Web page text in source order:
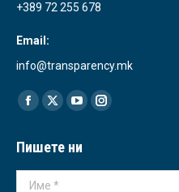
+389 72 255 678
Email:
info@transparency.mk
Find us on:
Facebook
opens
in
X
opens
in
YouTube
opens
in
Instagram
in
Пишете ни
Име *